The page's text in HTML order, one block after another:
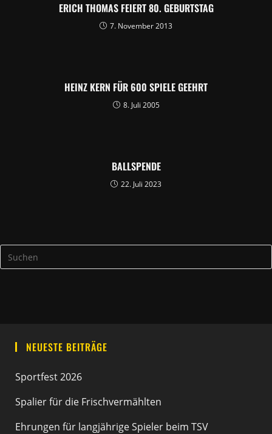
ERICH THOMAS FEIERT 80. GEBURTSTAG
7. November 2013
HEINZ KERN FÜR 600 SPIELE GEEHRT
8. Juli 2005
BALLSPENDE
22. Juli 2023
NEUESTE BEITRÄGE
Sportfest 2026
Spalier für die Frischvermählten
Ehrungen für langjährige Spieler beim TSV